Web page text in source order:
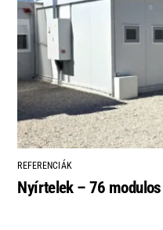
REFERENCIÁK
Nyírtelek – 76